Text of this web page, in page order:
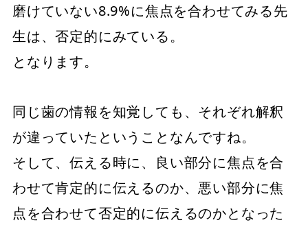
磨けていない8.9%に焦点を合わせてみる先
生は、否定的にみている。
となります。
同じ歯の情報を知覚しても、それぞれ解釈
が違っていたということなんですね。
そして、伝える時に、良い部分に焦点を合
わせて肯定的に伝えるのか、悪い部分に焦
点を合わせて否定的に伝えるのかとなった